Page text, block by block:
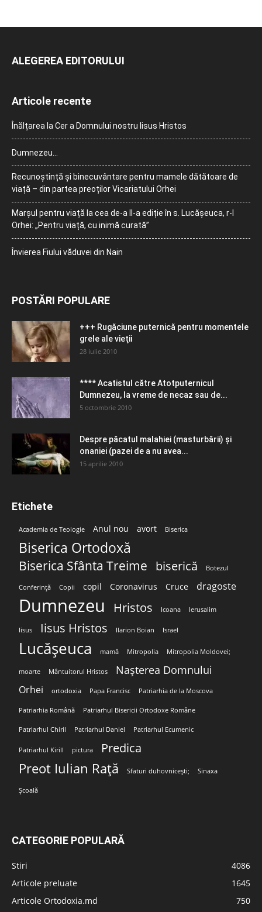
ALEGEREA EDITORULUI
Articole recente
Înălțarea la Cer a Domnului nostru Iisus Hristos
Dumnezeu…
Recunoștință și binecuvântare pentru mamele dătătoare de
viață – din partea preoților Vicariatului Orhei
Marșul pentru viață la cea de-a II-a ediție în s. Lucășeuca, r-l
Orhei: „Pentru viață, cu inimă curată”
Învierea Fiului văduvei din Nain
POSTĂRI POPULARE
+++ Rugăciune puternică pentru momentele
grele ale vieţii
28 iulie 2010
**** Acatistul către Atotputernicul
Dumnezeu, la vreme de necaz sau de...
5 octombrie 2010
Despre păcatul malahiei (masturbării) şi
onaniei (pazei de a nu avea...
15 aprilie 2010
Etichete
Academia de Teologie Anul nou avort Biserica
Biserica Ortodoxă
Biserica Sfânta Treime biserică Botezul
Conferință Copii copil Coronavirus Cruce dragoste
Dumnezeu Hristos Icoana Ierusalim
Iisus Iisus Hristos Ilarion Boian Israel
Lucășeuca mamă Mitropolia Mitropolia Moldovei;
moarte Mântuitorul Hristos Nașterea Domnului
Orhei ortodoxia Papa Francisc Patriarhia de la Moscova
Patriarhia Română Patriarhul Bisericii Ortodoxe Române
Patriarhul Chiril Patriarhul Daniel Patriarhul Ecumenic
Patriarhul Kirill pictura Predica
Preot Iulian Rață Sfaturi duhovnicești; Sinaxa
Școală
CATEGORIE POPULARĂ
Stiri
4086
Articole preluate
1645
Articole Ortodoxia.md
750